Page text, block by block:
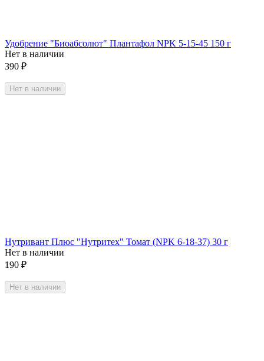
Удобрение "Биоабсолют" Плантафол NPK 5-15-45 150 г
Нет в наличии
390 ₽
Нет в наличии
Нутривант Плюс "Нутритех" Томат (NPK 6-18-37) 30 г
Нет в наличии
190 ₽
Нет в наличии